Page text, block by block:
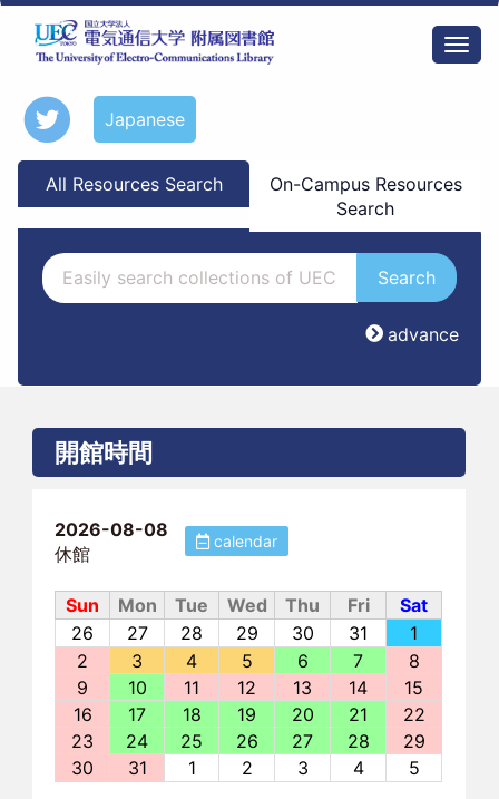
Skip
main
Japanese
All Resources Search
On-Campus Resources
Search
advance
開館時間
2026-08-08
休館
calendar
Sun Mon Tue Wed Thu Fri
Sat
26
27 28 29 30 31
1
2
3 4 5 6 7
8
9
10 11 12 13 14
15
16
17 18 19 20 21
22
23
24 25 26 27 28
29
30
31 1 2 3 4
5